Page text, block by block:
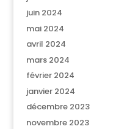
juin 2024
mai 2024
avril 2024
mars 2024
février 2024
janvier 2024
décembre 2023
novembre 2023